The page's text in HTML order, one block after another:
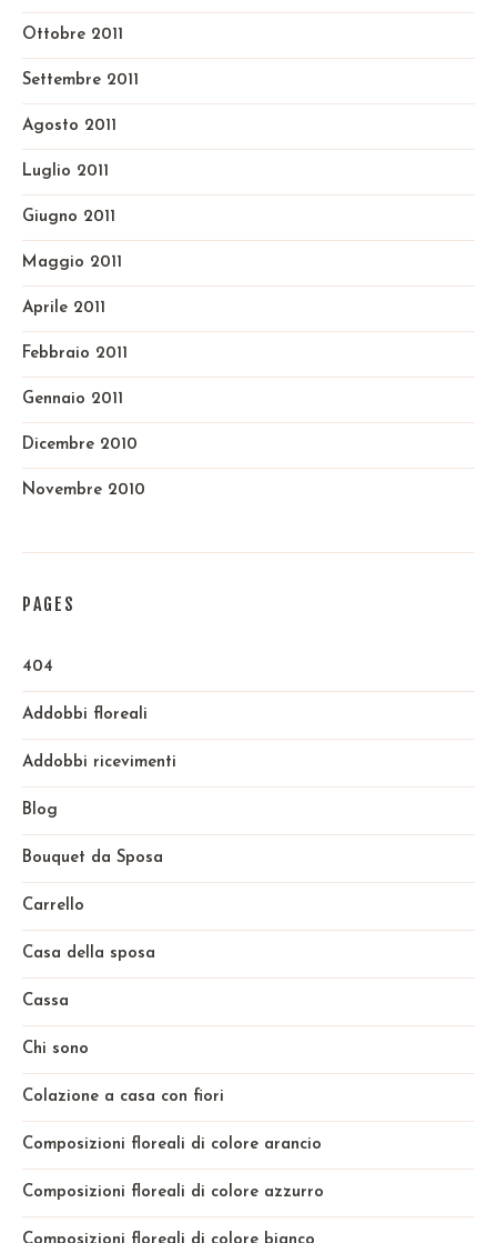
Ottobre 2011
Settembre 2011
Agosto 2011
Luglio 2011
Giugno 2011
Maggio 2011
Aprile 2011
Febbraio 2011
Gennaio 2011
Dicembre 2010
Novembre 2010
PAGES
404
Addobbi floreali
Addobbi ricevimenti
Blog
Bouquet da Sposa
Carrello
Casa della sposa
Cassa
Chi sono
Colazione a casa con fiori
Composizioni floreali di colore arancio
Composizioni floreali di colore azzurro